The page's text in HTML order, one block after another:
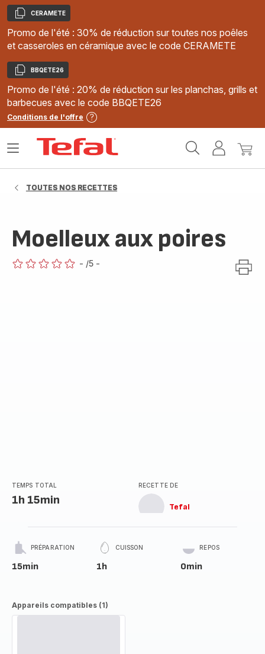
Copier
CERAMETE
Promo de l'été : 30% de réduction sur toutes nos poêles
et casseroles en céramique avec le code CERAMETE
Copier
BBQETE26
Promo de l'été : 20% de réduction sur les planchas, grills et
barbecues avec le code BBQETE26
Conditions de l'offre
MonMon
Ouvrir
TOUTES NOS RECETTES
Moelleux aux poires
- /5 -
TEMPS TOTAL
1h 15min
RECETTE DE
Tefal
PRÉPARATION
15min
CUISSON
1h
REPOS
0min
Appareils compatibles (1)